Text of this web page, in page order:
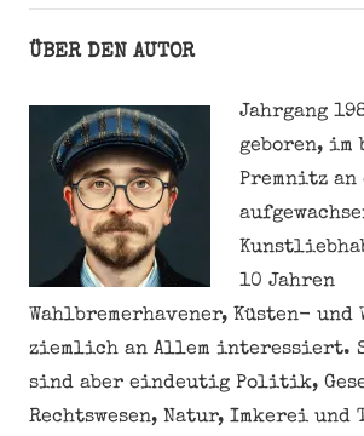
ÜBER DEN AUTOR
Jahrgang
geboren, im
Premnitz an
10 Jahren
Wahlbremerhavener, Küsten- und
ziemlich an Allem interessiert.
sind aber eindeutig Politik,
Rechtswesen, Natur, Imkerei und